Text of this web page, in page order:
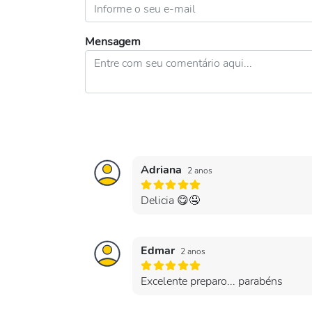
Mensagem
Adriana 2 anos
Delicia 😋🤤
Edmar 2 anos
Excelente preparo... parabéns